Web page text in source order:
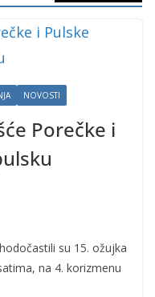
NOVOSTI
Porečke i
su 15. ožujka
na 4. korizmenu